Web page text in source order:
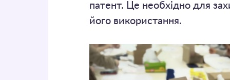
патент. Це необхідно для
його використання.